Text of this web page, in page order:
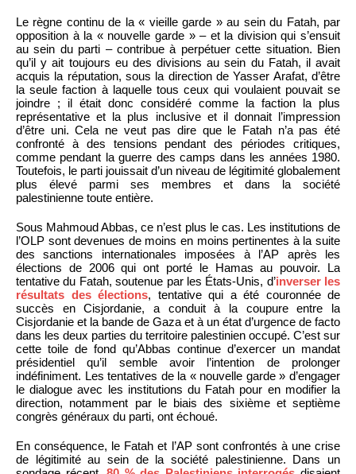
Le règne continu de la « vieille garde » au sein du Fatah, par
opposition à la « nouvelle garde » – et la division qui s’ensuit
au sein du parti – contribue à perpétuer cette situation. Bien
qu’il y ait toujours eu des divisions au sein du Fatah, il avait
acquis la réputation, sous la direction de Yasser Arafat, d’être
la seule faction à laquelle tous ceux qui voulaient pouvait se
joindre ; il était donc considéré comme la faction la plus
représentative et la plus inclusive et il donnait l’impression
d’être uni. Cela ne veut pas dire que le Fatah n’a pas été
confronté à des tensions pendant des périodes critiques,
comme pendant la guerre des camps dans les années 1980.
Toutefois, le parti jouissait d’un niveau de légitimité globalement
plus élevé parmi ses membres et dans la société
palestinienne toute entière.
Sous Mahmoud Abbas, ce n’est plus le cas. Les institutions de
l’OLP sont devenues de moins en moins pertinentes à la suite
des sanctions internationales imposées à l’AP après les
élections de 2006 qui ont porté le Hamas au pouvoir. La
tentative du Fatah, soutenue par les États-Unis, d’inverser les
résultats des élections, tentative qui a été couronnée de
succès en Cisjordanie, a conduit à la coupure entre la
Cisjordanie et la bande de Gaza et à un état d’urgence de facto
dans les deux parties du territoire palestinien occupé. C’est sur
cette toile de fond qu’Abbas continue d’exercer un mandat
présidentiel qu’il semble avoir l’intention de prolonger
indéfiniment. Les tentatives de la « nouvelle garde » d’engager
le dialogue avec les institutions du Fatah pour en modifier la
direction, notamment par le biais des sixième et septième
congrès généraux du parti, ont échoué.
En conséquence, le Fatah et l’AP sont confrontés à une crise
de légitimité au sein de la société palestinienne. Dans un